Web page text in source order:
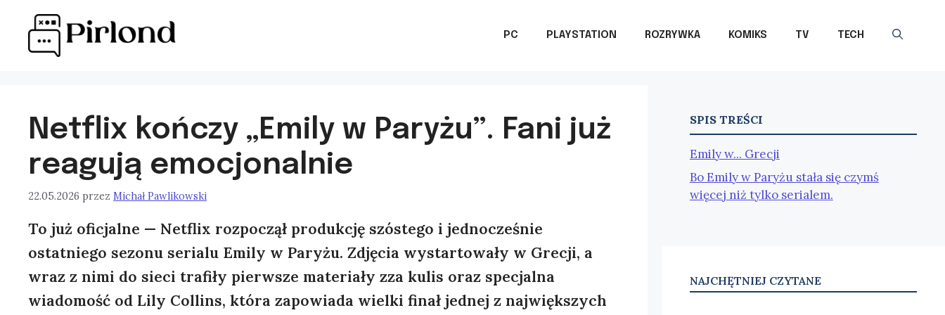
PC PLAYSTATION ROZRYWKA KOMIKS TV TECH
Netflix kończy „Emily w Paryżu”. Fani już
reagują emocjonalnie
22.05.2026 przez Michał Pawlikowski
To już oficjalne — Netflix rozpoczął produkcję szóstego i jednocześnie
ostatniego sezonu serialu Emily w Paryżu. Zdjęcia wystartowały w Grecji, a
wraz z nimi do sieci trafiły pierwsze materiały zza kulis oraz specjalna
wiadomość od Lily Collins, która zapowiada wielki finał jednej z największych
SPIS TREŚCI
Emily w... Grecji
Bo Emily w Paryżu stała się czymś
więcej niż tylko serialem.
NAJCHĘTNIEJ CZYTANE